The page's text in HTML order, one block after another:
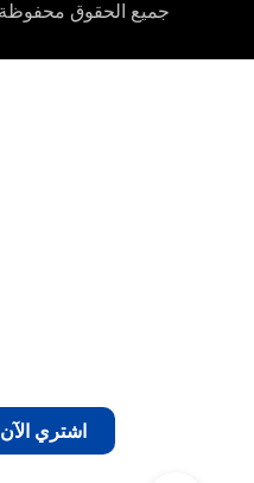
اشتري الآن
جميع الحقوق محفوظة @ 2024 بواسطة